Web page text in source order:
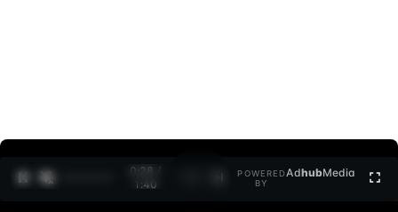
0:30 /
1:40
POWERED
BY
AdhubMedia